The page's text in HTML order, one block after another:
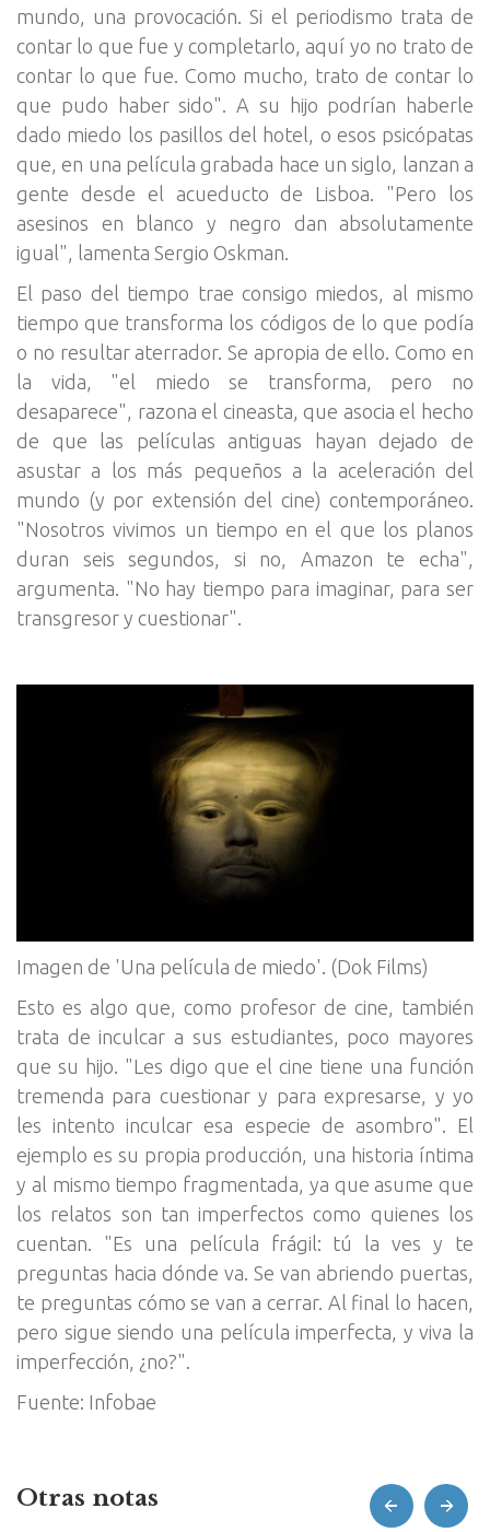
mundo, una provocación. Si el periodismo trata de
contar lo que fue y completarlo, aquí yo no trato de
contar lo que fue. Como mucho, trato de contar lo
que pudo haber sido". A su hijo podrían haberle
dado miedo los pasillos del hotel, o esos psicópatas
que, en una película grabada hace un siglo, lanzan a
gente desde el acueducto de Lisboa. "Pero los
asesinos en blanco y negro dan absolutamente
igual", lamenta Sergio Oskman.
El paso del tiempo trae consigo miedos, al mismo
tiempo que transforma los códigos de lo que podía
o no resultar aterrador. Se apropia de ello. Como en
la vida, "el miedo se transforma, pero no
desaparece", razona el cineasta, que asocia el hecho
de que las películas antiguas hayan dejado de
asustar a los más pequeños a la aceleración del
mundo (y por extensión del cine) contemporáneo.
"Nosotros vivimos un tiempo en el que los planos
duran seis segundos, si no, Amazon te echa",
argumenta. "No hay tiempo para imaginar, para ser
transgresor y cuestionar".
Imagen de 'Una película de miedo'. (Dok Films)
Esto es algo que, como profesor de cine, también
trata de inculcar a sus estudiantes, poco mayores
que su hijo. "Les digo que el cine tiene una función
tremenda para cuestionar y para expresarse, y yo
les intento inculcar esa especie de asombro". El
ejemplo es su propia producción, una historia íntima
y al mismo tiempo fragmentada, ya que asume que
los relatos son tan imperfectos como quienes los
cuentan. "Es una película frágil: tú la ves y te
preguntas hacia dónde va. Se van abriendo puertas,
te preguntas cómo se van a cerrar. Al final lo hacen,
pero sigue siendo una película imperfecta, y viva la
imperfección, ¿no?".
Fuente: Infobae
Otras notas prev next